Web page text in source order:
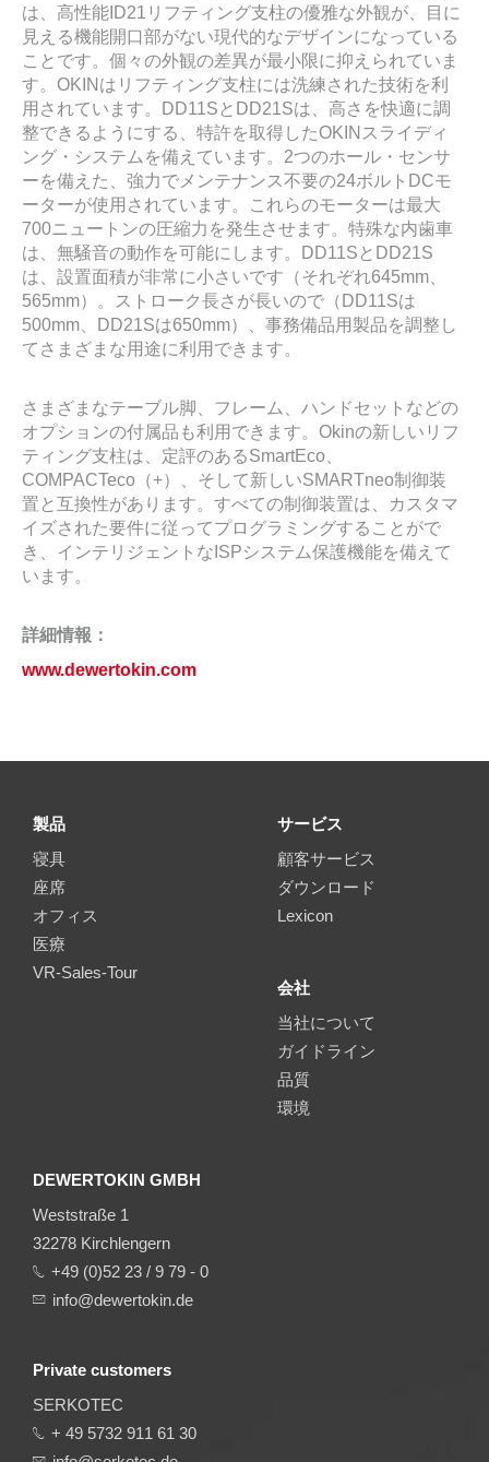
は、高性能ID21リフティング支柱の優雅な外観が、目に
見える機能開口部がない現代的なデザインになっている
ことです。個々の外観の差異が最小限に抑えられていま
す。OKINはリフティング支柱には洗練された技術を利
用されています。DD11SとDD21Sは、高さを快適に調
整できるようにする、特許を取得したOKINスライディ
ング・システムを備えています。2つのホール・センサ
ーを備えた、強力でメンテナンス不要の24ボルトDCモ
ーターが使用されています。これらのモーターは最大
700ニュートンの圧縮力を発生させます。特殊な内歯車
は、無騒音の動作を可能にします。DD11SとDD21S
は、設置面積が非常に小さいです（それぞれ645mm、
565mm）。ストローク長さが長いので（DD11Sは
500mm、DD21Sは650mm）、事務備品用製品を調整し
てさまざまな用途に利用できます。
さまざまなテーブル脚、フレーム、ハンドセットなどの
オプションの付属品も利用できます。Okinの新しいリフ
ティング支柱は、定評のあるSmartEco、
COMPACTeco（+）、そして新しいSMARTneo制御装
置と互換性があります。すべての制御装置は、カスタマ
イズされた要件に従ってプログラミングすることがで
き、インテリジェントなISPシステム保護機能を備えて
います。
詳細情報：
www.dewertokin.com
製品
寝具
座席
オフィス
医療
VR-Sales-Tour
サービス
顧客サービス
ダウンロード
Lexicon
会社
当社について
ガイドライン
品質
環境
DEWERTOKIN GMBH
Weststraße 1
32278 Kirchlengern
+49 (0)52 23 / 9 79 - 0
info@dewertokin.de
Private customers
SERKOTEC
+ 49 5732 911 61 30